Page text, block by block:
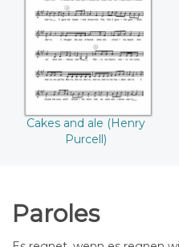
(Henry Purcell)
Cakes and ale (Henry
Purcell)
Paroles